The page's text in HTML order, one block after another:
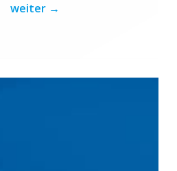
weiter →